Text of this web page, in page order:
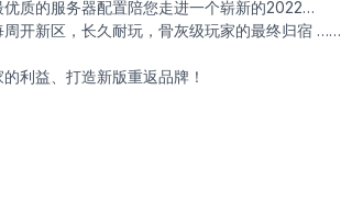
质的服务器配置陪您走进一个崭新的2022…
开新区，长久耐玩，骨灰级玩家的最终归宿 ……
利益、打造新版重返品牌！